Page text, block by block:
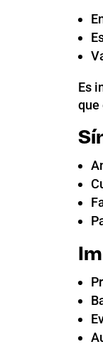
Es
que